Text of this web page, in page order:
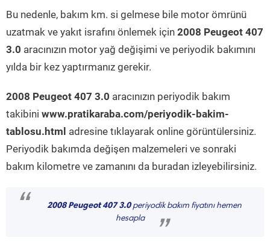
Bu nedenle, bakım km. si gelmese bile motor ömrünü
uzatmak ve yakıt israfını önlemek için 2008 Peugeot 407
3.0 aracınızın motor yağ değişimi ve periyodik bakımını
yılda bir kez yaptırmanız gerekir.
2008 Peugeot 407 3.0 aracınızın periyodik bakım
takibini www.pratikaraba.com/periyodik-bakim-
tablosu.html adresine tıklayarak online görüntülersiniz.
Periyodik bakımda değişen malzemeleri ve sonraki
bakım kilometre ve zamanını da buradan izleyebilirsiniz.
“ 2008 Peugeot 407 3.0periyodik bakım fiyatını hemen
hesapla
”